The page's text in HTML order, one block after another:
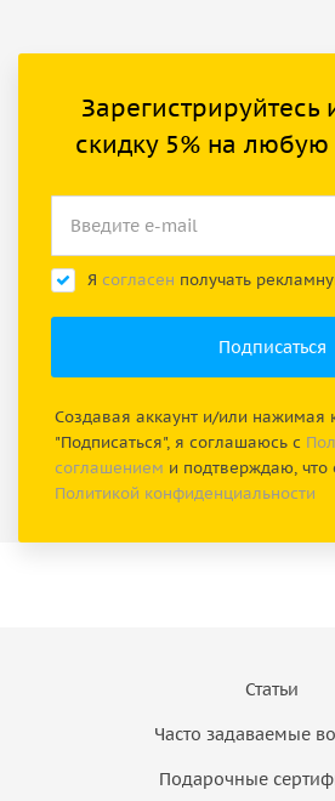
Зарегистрируйтесь
скидку 5% на
Я согласен получать
Создавая аккаунт и/или нажимая
"Подписаться", я соглашаюсь с
соглашением и подтверждаю, что
Политикой конфиденциальности
Статьи
Часто задаваемые
Подарочные